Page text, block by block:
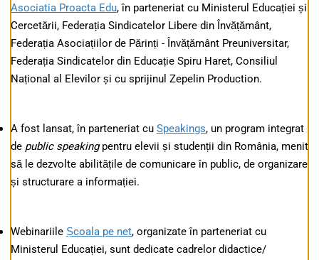
Asociatia Proacta Edu, în parteneriat cu Ministerul Educației și
Cercetării, Federația Sindicatelor Libere din Învățământ,
Federația Asociațiilor de Părinți - Învățământ Preuniversitar,
Federația Sindicatelor din Educație Spiru Haret, Consiliul
Național al Elevilor și cu sprijinul Zepelin Production.
A fost lansat, în parteneriat cu Speakings, un program integrat
de public speakingpentru elevii și studenții din România, menit
să le dezvolte abilitățile de comunicare în public, de organizare
și structurare a informației.
Webinariile Școala pe net, organizate în parteneriat cu
Ministerul Educației, sunt dedicate cadrelor didactice/